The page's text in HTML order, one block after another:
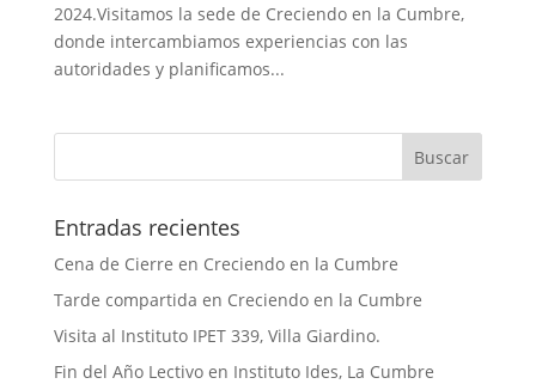
2024.Visitamos la sede de Creciendo en la Cumbre,
donde intercambiamos experiencias con las
autoridades y planificamos...
Entradas recientes
Cena de Cierre en Creciendo en la Cumbre
Tarde compartida en Creciendo en la Cumbre
Visita al Instituto IPET 339, Villa Giardino.
Fin del Año Lectivo en Instituto Ides, La Cumbre